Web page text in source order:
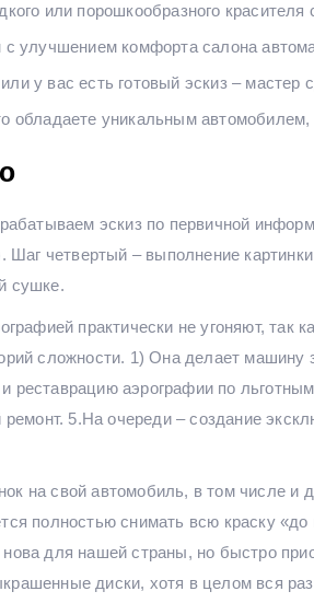
или порошкообразного
с улучшением комфорта салона
у вас есть готовый эскиз – мастер
обладаете уникальным
эскиз по первичной
Шаг четвертый – выполнение
сушке.
практически не угоняют,
сложности. 1) Она делает
реставрацию аэрографии по
5.На очереди – создание
на свой автомобиль, в том числе и
полностью снимать всю краску
для нашей страны, но быстро
диски, хотя в целом вся